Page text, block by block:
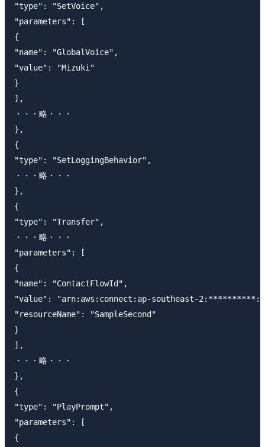
"type": "SetVoice",
"parameters": [
{
"name": "GlobalVoice",
"value": "Mizuki"
}
],
・・・略・・・
},
{
"type": "SetLoggingBehavior",
・・・略・・・
},
{
"type": "Transfer",
・・・略・・・
"parameters": [
{
"name": "ContactFlowId",
"value": "arn:aws:connect:ap-southeast-
"resourceName": "SampleSecond"
}
],
・・・略・・・
},
{
"type": "PlayPrompt",
"parameters": [
{